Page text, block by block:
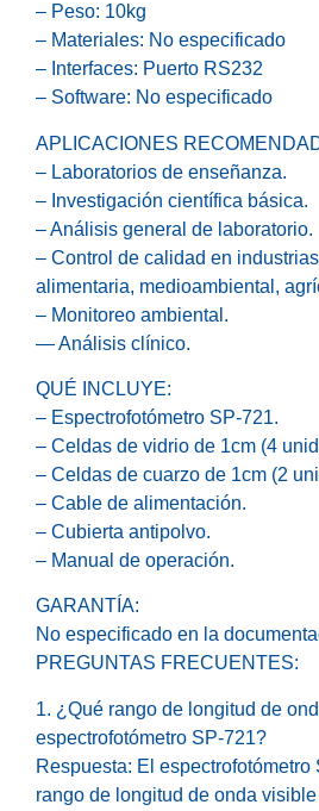
– Peso: 10kg
– Materiales: No especificado
– Interfaces: Puerto RS232
– Software: No especificado
APLICACIONES
– Laboratorios de enseñanza.
– Investigación científica básica.
– Análisis general de laboratorio.
– Control de calidad en
alimentaria, medioambiental,
– Monitoreo ambiental.
— Análisis clínico.
QUÉ INCLUYE:
– Espectrofotómetro SP-721.
– Celdas de vidrio de 1cm (4
– Celdas de cuarzo de 1cm (2
– Cable de alimentación.
– Cubierta antipolvo.
– Manual de operación.
GARANTÍA:
No especificado en la
PREGUNTAS FRECUENTES:
1. ¿Qué rango de longitud de
espectrofotómetro SP-721?
Respuesta: El espectrofotómetro
rango de longitud de onda